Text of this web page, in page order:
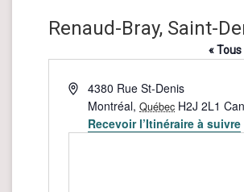
Renaud-Bray, Saint-
«
Adresse4380 Rue St-Denis
Montréal, Québec H2J 2L1
Recevoir l’Itinéraire à suivre